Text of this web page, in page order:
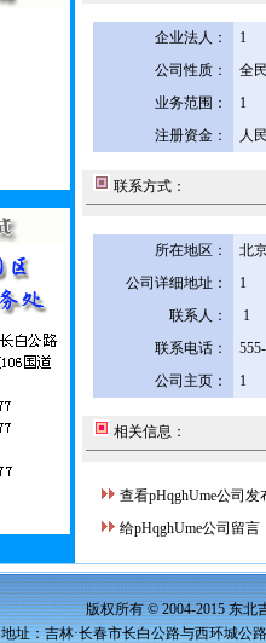
企业法人：
1
公司性质：
全
业务范围：
1
注册资金：
人
联系方式：
所在地区：
北
公司详细地址：
1
联系人：
1
联系电话：
公司主页：
1
相关信息：
查看pHqghUme公司发
给pHqghUme公司留言
版权所有 © 2004-2015 东北
地址：吉林·长春市长白公路与西环城公